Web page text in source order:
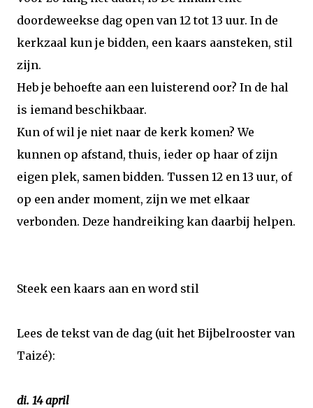
doordeweekse dag open van 12 tot 13 uur. In de
kerkzaal kun je bidden, een kaars aansteken, stil
zijn.
Heb je behoefte aan een luisterend oor? In de hal
is iemand beschikbaar.
Kun of wil je niet naar de kerk komen? We
kunnen op afstand, thuis, ieder op haar of zijn
eigen plek, samen bidden. Tussen 12 en 13 uur, of
op een ander moment, zijn we met elkaar
verbonden. Deze handreiking kan daarbij helpen.
Steek een kaars aan en word stil
Lees de tekst van de dag (uit het Bijbelrooster van
Taizé):
di. 14 april